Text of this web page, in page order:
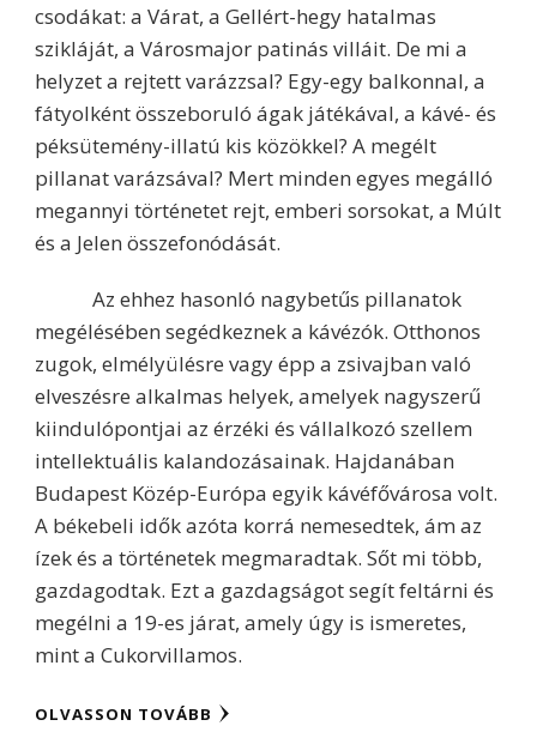
csodákat: a Várat, a Gellért-hegy hatalmas
szikláját, a Városmajor patinás villáit. De mi a
helyzet a rejtett varázzsal? Egy-egy balkonnal, a
fátyolként összeboruló ágak játékával, a kávé- és
péksütemény-illatú kis közökkel? A megélt
pillanat varázsával? Mert minden egyes megálló
megannyi történetet rejt, emberi sorsokat, a Múlt
és a Jelen összefonódását.
Az ehhez hasonló nagybetűs pillanatok
megélésében segédkeznek a kávézók. Otthonos
zugok, elmélyülésre vagy épp a zsivajban való
elveszésre alkalmas helyek, amelyek nagyszerű
kiindulópontjai az érzéki és vállalkozó szellem
intellektuális kalandozásainak. Hajdanában
Budapest Közép-Európa egyik kávéfővárosa volt.
A békebeli idők azóta korrá nemesedtek, ám az
ízek és a történetek megmaradtak. Sőt mi több,
gazdagodtak. Ezt a gazdagságot segít feltárni és
megélni a 19-es járat, amely úgy is ismeretes,
mint a Cukorvillamos.
OLVASSON TOVÁBB